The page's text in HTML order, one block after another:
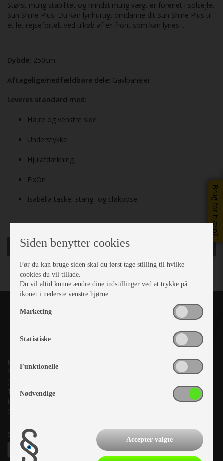
Brug for hjælp?
Størst mulig stabilitet og mindst mulig vægt er forenet i solsejlet
Sun Shine Plus. Du kan lynhurtigt omdanne dit Sun Shine Plus til
et let rejsefortelt ved tilkøb af en front som kan lynes i.
Dybde: 250cm
Aftagelige/nedfældbare dele: Gavlpaneler
Leveres standard med:
Højre og venstre side
Understykke
Hjul­afdækning
FixOn
Isabella taske, stang- og pløkpose.
læg i kurv
Kronjyllands Camping Center A/S
Suderholmen 10, 8960 Randers SØ
(Lige ud til Grenåvej)
Tlf. +45 87 10 98 70
Info@as-kcc.dk
CVR: 33 38 77 33
Samtykke til nyhedsbrev
Siden benytter cookies
Før du kan bruge siden skal du først tage stilling til hvilke
cookies du vil tillade.
Du vil altid kunne ændre dine indstillinger ved at trykke på
ikonet i nederste venstre hjørne.
Marketing
Statistiske
Funktionelle
Nødvendige
Accepter valgte